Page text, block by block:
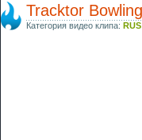
Tracktor
Категория видео клипа: RUS